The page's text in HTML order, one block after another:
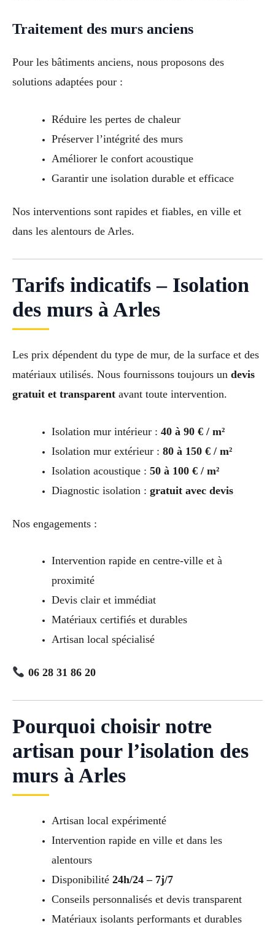
Traitement des murs anciens
Pour les bâtiments anciens, nous proposons des
solutions adaptées pour :
Réduire les pertes de chaleur
Préserver l’intégrité des murs
Améliorer le confort acoustique
Garantir une isolation durable et efficace
Nos interventions sont rapides et fiables, en ville et
dans les alentours de Arles.
Tarifs indicatifs – Isolation
des murs à Arles
Les prix dépendent du type de mur, de la surface et des
matériaux utilisés. Nous fournissons toujours un devis
gratuit et transparent avant toute intervention.
Isolation mur intérieur : 40 à 90 € / m²
Isolation mur extérieur : 80 à 150 € / m²
Isolation acoustique : 50 à 100 € / m²
Diagnostic isolation : gratuit avec devis
Nos engagements :
Intervention rapide en centre-ville et à
proximité
Devis clair et immédiat
Matériaux certifiés et durables
Artisan local spécialisé
06 28 31 86 20
Pourquoi choisir notre
artisan pour l’isolation des
murs à Arles
Artisan local expérimenté
Intervention rapide en ville et dans les
alentours
Disponibilité 24h/24 – 7j/7
Conseils personnalisés et devis transparent
Matériaux isolants performants et durables